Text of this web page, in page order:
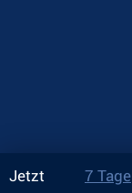
Jetzt 7 Tage